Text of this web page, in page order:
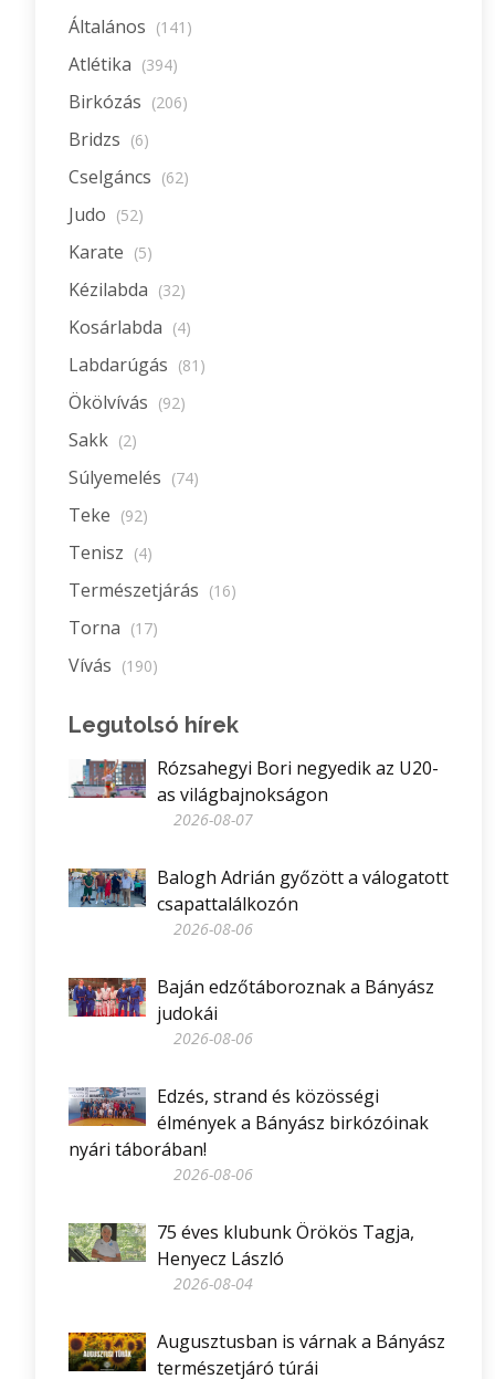
Általános (141)
Atlétika (394)
Birkózás (206)
Bridzs (6)
Cselgáncs (62)
Judo (52)
Karate (5)
Kézilabda (32)
Kosárlabda (4)
Labdarúgás (81)
Ökölvívás (92)
Sakk (2)
Súlyemelés (74)
Teke (92)
Tenisz (4)
Természetjárás (16)
Torna (17)
Vívás (190)
Legutolsó hírek
Rózsahegyi Bori negyedik az U20-
as világbajnokságon
2026-08-07
Balogh Adrián győzött a válogatott
csapattalálkozón
2026-08-06
Baján edzőtáboroznak a Bányász
judokái
2026-08-06
Edzés, strand és közösségi
élmények a Bányász birkózóinak
nyári táborában!
2026-08-06
75 éves klubunk Örökös Tagja,
Henyecz László
2026-08-04
Augusztusban is várnak a Bányász
természetjáró túrái